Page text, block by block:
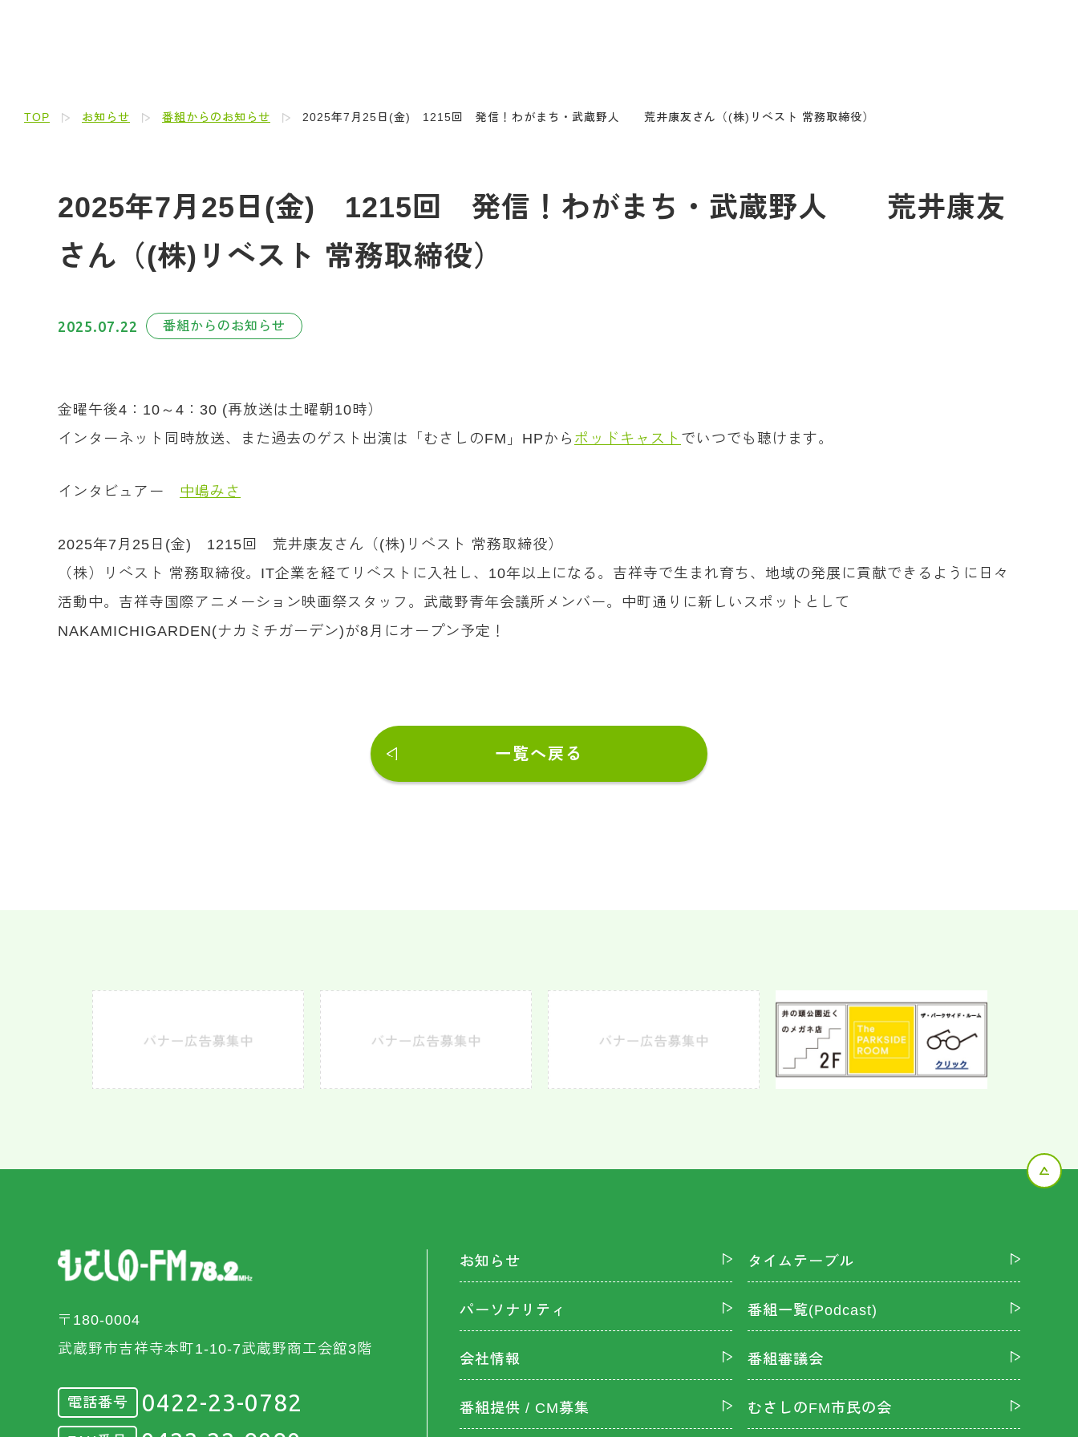
TOP お知らせ 番組からのお知らせ 2025年7月25日(金) 1215回 発信！わがまち・武蔵野人 荒井康友さん（(株)リベスト 常務取締役）
2025年7月25日(金) 1215回 発信！わがまち・武蔵野人 荒井康友
さん（(株)リベスト 常務取締役）
2025.07.22 番組からのお知らせ
金曜午後4：10～4：30 (再放送は土曜朝10時）
インターネット同時放送、また過去のゲスト出演は「むさしのFM」HPから ポッドキャスト でいつでも聴けます。
インタビュアー 中嶋みさ
2025年7月25日(金) 1215回 荒井康友さん（(株)リベスト 常務取締役）
（株）リベスト 常務取締役。IT企業を経てリベストに入社し、10年以上になる。吉祥寺で生まれ育ち、地域の発展に貢献できるように日々
活動中。吉祥寺国際アニメーション映画祭スタッフ。武蔵野青年会議所メンバー。中町通りに新しいスポットとして
NAKAMICHIGARDEN(ナカミチガーデン)が8月にオープン予定！
一覧へ戻る
〒180-0004
武蔵野市吉祥寺本町1-10-7武蔵野商工会館3階
電話番号 0422-23-0782
お知らせ タイムテーブル
パーソナリティ 番組一覧(Podcast)
会社情報 番組審議会
番組提供 / CM募集 むさしのFM市民の会